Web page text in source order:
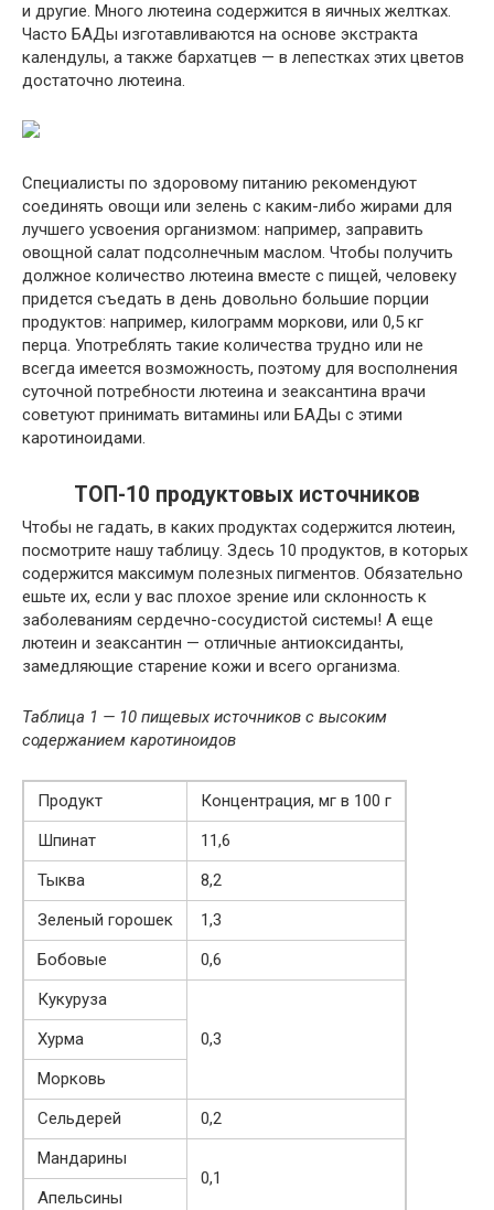
и другие. Много лютеина содержится в яичных желтках.
Часто БАДы изготавливаются на основе экстракта
календулы, а также бархатцев — в лепестках этих цветов
достаточно лютеина.
Специалисты по здоровому питанию рекомендуют
соединять овощи или зелень с каким-либо жирами для
лучшего усвоения организмом: например, заправить
овощной салат подсолнечным маслом. Чтобы получить
должное количество лютеина вместе с пищей, человеку
придется съедать в день довольно большие порции
продуктов: например, килограмм моркови, или 0,5 кг
перца. Употреблять такие количества трудно или не
всегда имеется возможность, поэтому для восполнения
суточной потребности лютеина и зеаксантина врачи
советуют принимать витамины или БАДы с этими
каротиноидами.
ТОП-10 продуктовых источников
Чтобы не гадать, в каких продуктах содержится лютеин,
посмотрите нашу таблицу. Здесь 10 продуктов, в которых
содержится максимум полезных пигментов. Обязательно
ешьте их, если у вас плохое зрение или склонность к
заболеваниям сердечно-сосудистой системы! А еще
лютеин и зеаксантин — отличные антиоксиданты,
замедляющие старение кожи и всего организма.
Таблица 1 — 10 пищевых источников с высоким
содержанием каротиноидов
Продукт
Концентрация, мг в 100 г
Шпинат
11,6
Тыква
8,2
Зеленый горошек
1,3
Бобовые
0,6
Кукуруза
0,3
Хурма
Морковь
Сельдерей
0,2
Мандарины
0,1
Апельсины